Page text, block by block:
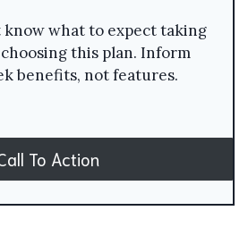
what to expect taking
this plan. Inform
benefits, not features.
To Action